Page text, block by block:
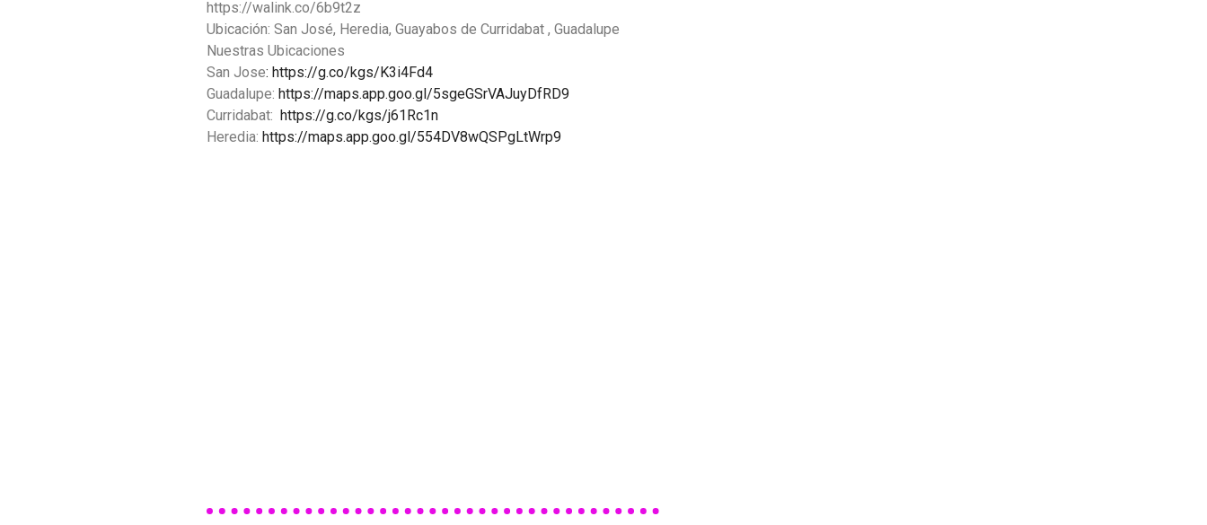
https://walink.co/6b9t2z
Ubicación: San José, Heredia, Guayabos de Curridabat , Guadalupe
Nuestras Ubicaciones
San Jose: https://g.co/kgs/K3i4Fd4
Guadalupe: https://maps.app.goo.gl/5sgeGSrVAJuyDfRD9
Curridabat: https://g.co/kgs/j61Rc1n
Heredia: https://maps.app.goo.gl/554DV8wQSPgLtWrp9